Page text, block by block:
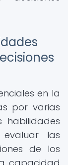
en la
por varias
habilidades
las
de los